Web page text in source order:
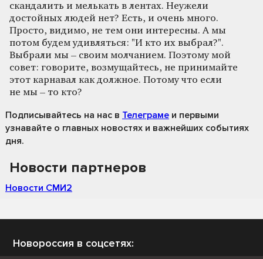
скандалить и мелькать в лентах. Неужели
достойных людей нет? Есть, и очень много.
Просто, видимо, не тем они интересны. А мы
потом будем удивляться: "И кто их выбрал?".
Выбрали мы – своим молчанием. Поэтому мой
совет: говорите, возмущайтесь, не принимайте
этот карнавал как должное. Потому что если
не мы – то кто?
Подписывайтесь на нас в Телеграме и первыми
узнавайте о главных новостях и важнейших событиях
дня.
Новости партнеров
Новости СМИ2
Новороссия в соцсетях: